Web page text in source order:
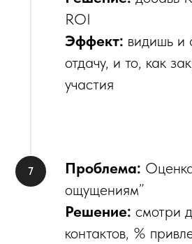
ROI
Эффект: видишь и
отдачу, и то, как
участия
Проблема:
ощущениям”
Решение: смотри
контактов, %